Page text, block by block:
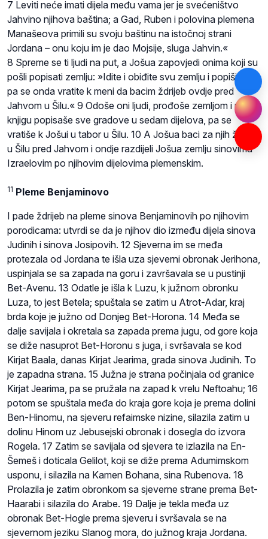
7 Leviti neće imati dijela među vama jer je svećeništvo
Jahvino njihova baština; a Gad, Ruben i polovina plemena
Manašeova primili su svoju baštinu na istočnoj strani
Jordana – onu koju im je dao Mojsije, sluga Jahvin.«
8 Spreme se ti ljudi na put, a Jošua zapovjedi onima koji su
pošli popisati zemlju: »Idite i obiđite svu zemlju i popišite je,
pa se onda vratite k meni da bacim ždrijeb ovdje pred
Jahvom u Šilu.« 9 Odoše oni ljudi, prođoše zemljom i u
knjigu popisaše sve gradove u sedam dijelova, pa se
vratiše k Jošui u tabor u Šilu. 10 A Jošua baci za njih ždrijeb
u Šilu pred Jahvom i ondje razdijeli Jošua zemlju sinovima
Izraelovim po njihovim dijelovima plemenskim.
11 Pleme Benjaminovo
I pade ždrijeb na pleme sinova Benjaminovih po njihovim
porodicama: utvrdi se da je njihov dio između dijela sinova
Judinih i sinova Josipovih. 12 Sjeverna im se međa
protezala od Jordana te išla uza sjeverni obronak Jerihona,
uspinjala se sa zapada na goru i završavala se u pustinji
Bet-Avenu. 13 Odatle je išla k Luzu, k južnom obronku
Luza, to jest Betela; spuštala se zatim u Atrot-Adar, kraj
brda koje je južno od Donjeg Bet-Horona. 14 Međa se
dalje savijala i okretala sa zapada prema jugu, od gore koja
se diže nasuprot Bet-Horonu s juga, i svršavala se kod
Kirjat Baala, danas Kirjat Jearima, grada sinova Judinih. To
je zapadna strana. 15 Južna je strana počinjala od granice
Kirjat Jearima, pa se pružala na zapad k vrelu Neftoahu; 16
potom se spuštala međa do kraja gore koja je prema dolini
Ben-Hinomu, na sjeveru refaimske nizine, silazila zatim u
dolinu Hinom uz Jebusejski obronak i dosegla do izvora
Rogela. 17 Zatim se savijala od sjevera te izlazila na En-
Šemeš i doticala Gelilot, koji se diže prema Adumimskom
usponu, i silazila na Kamen Bohana, sina Rubenova. 18
Prolazila je zatim obronkom sa sjeverne strane prema Bet-
Haarabi i silazila do Arabe. 19 Dalje je tekla međa uz
obronak Bet-Hogle prema sjeveru i svršavala se na
sjevernom jeziku Slanog mora, do južnog kraja Jordana.